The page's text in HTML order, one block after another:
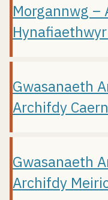
Morgannwg –
Gwasanaeth
Archifdy
Gwasanaeth
Archifdy